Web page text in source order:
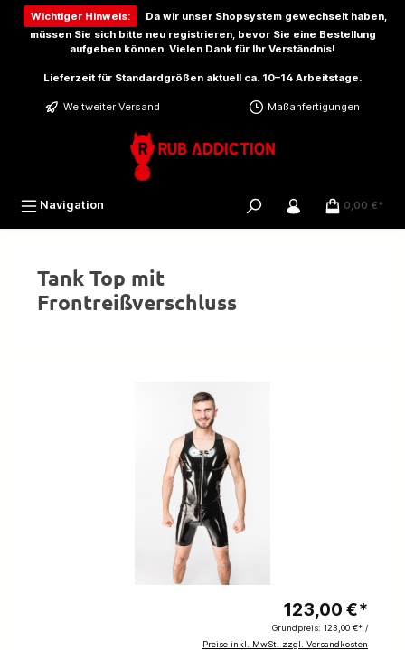
springen
Wichtiger Hinweis:
Da wir unser Shopsystem gewechselt haben,
müssen Sie sich bitte neu registrieren, bevor Sie eine Bestellung
aufgeben können. Vielen Dank für Ihr Verständnis!
Lieferzeit für Standardgrößen aktuell ca. 10–14 Arbeitstage.
Weltweiter Versand Maßanfertigungen
Navigation 0,00 €*
Tank Top mit
Frontreißverschluss
123,00 €*
Grundpreis: 123,00 €* /
Preise inkl. MwSt. zzgl. Versandkosten